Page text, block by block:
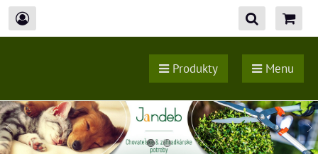
Produkty Menu